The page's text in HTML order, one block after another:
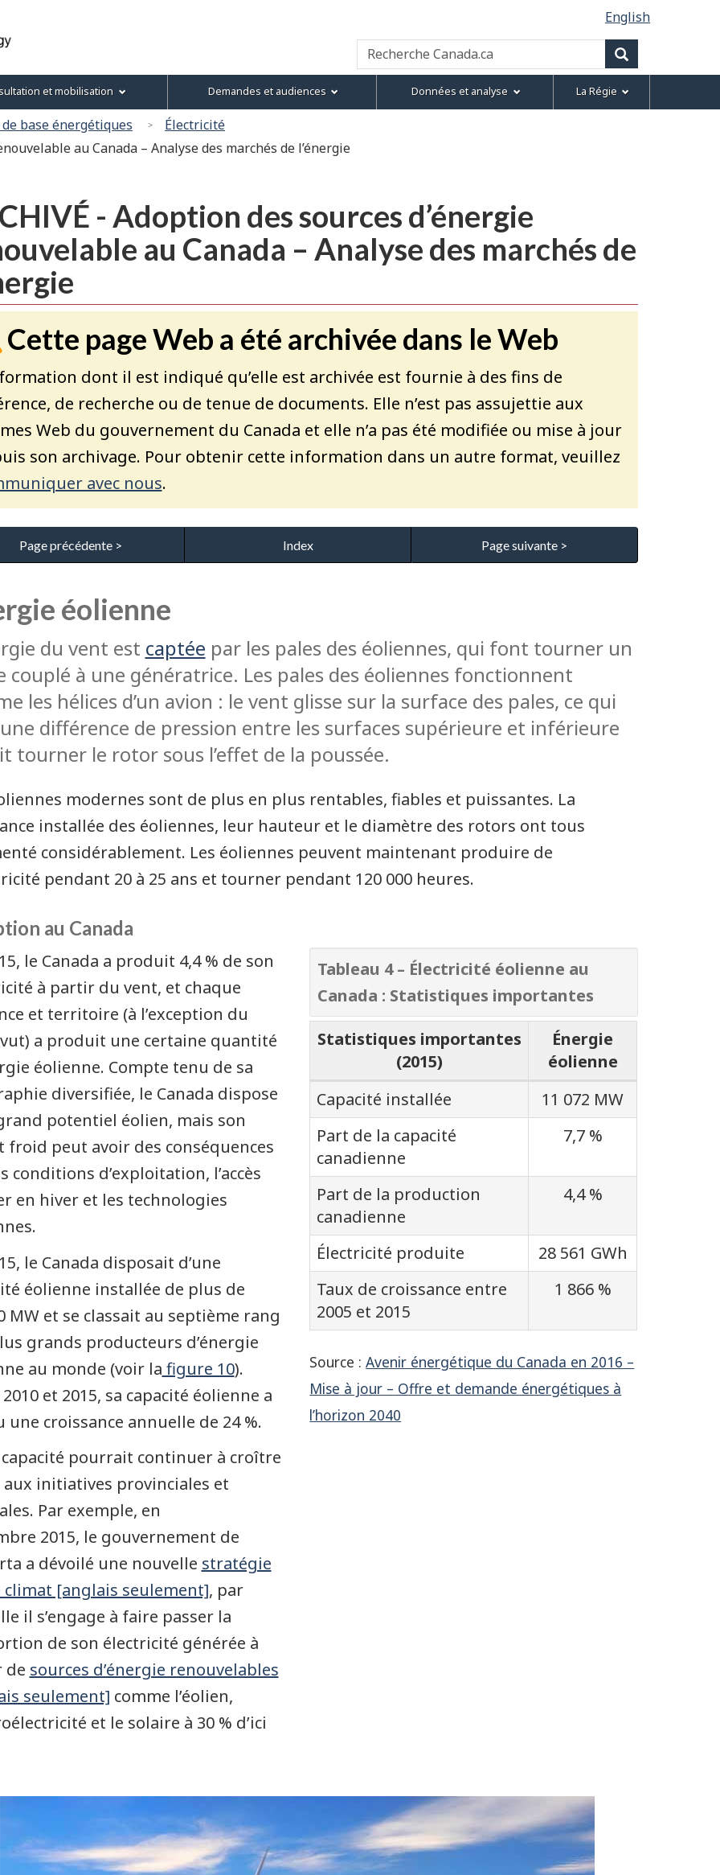
principal
propos
ce
site »
de
section
English
Recherche
Canada.ca
Recherche
et mobilisation Demandes et audiences Données et analyse La Régie
base énergétiques
Électricité
au Canada – Analyse des marchés de l’énergie
- Adoption des sources d’énergie
au Canada – Analyse des marchés de
Cette page Web a été archivée dans le Web
dont il est indiqué qu’elle est archivée est fournie à des fins de
de recherche ou de tenue de documents. Elle n’est pas assujettie aux
Web du gouvernement du Canada et elle n’a pas été modifiée ou mise à jour
son archivage. Pour obtenir cette information dans un autre format, veuillez
avec nous.
Page précédente > Index Page suivante >
éolienne
du vent est captée par les pales des éoliennes, qui font tourner un
couplé à une génératrice. Les pales des éoliennes fonctionnent
les hélices d’un avion : le vent glisse sur la surface des pales, ce qui
différence de pression entre les surfaces supérieure et inférieure
tourner le rotor sous l’effet de la poussée.
modernes sont de plus en plus rentables, fiables et puissantes. La
installée des éoliennes, leur hauteur et le diamètre des rotors ont tous
considérablement. Les éoliennes peuvent maintenant produire de
pendant 20 à 25 ans et tourner pendant 120 000 heures.
au Canada
le Canada a produit 4,4 % de son
à partir du vent, et chaque
et territoire (à l’exception du
a produit une certaine quantité
éolienne. Compte tenu de sa
diversifiée, le Canada dispose
potentiel éolien, mais son
froid peut avoir des conséquences
conditions d’exploitation, l’accès
en hiver et les technologies
le Canada disposait d’une
éolienne installée de plus de
MW et se classait au septième rang
grands producteurs d’énergie
au monde (voir la figure 10).
et 2015, sa capacité éolienne a
une croissance annuelle de 24 %.
capacité pourrait continuer à croître
aux initiatives provinciales et
Par exemple, en
2015, le gouvernement de
a dévoilé une nouvelle stratégie
climat [anglais seulement], par
il s’engage à faire passer la
de son électricité générée à
de sources d’énergie renouvelables
seulement] comme l’éolien,
et le solaire à 30 % d’ici
Tableau 4 – Électricité éolienne au
Canada : Statistiques importantes
Tableau 4
–
Électricité
éolienne
au
Canada :
Statistiques
importantes
Statistiques importantes
(2015)
Énergie
éolienne
Capacité installée
11 072 MW
Part de la capacité
canadienne
7,7 %
Part de la production
canadienne
4,4 %
Électricité produite
28 561 GWh
Taux de croissance entre
2005 et 2015
1 866 %
Source :Avenir énergétique du Canada en 2016 –
Mise à jour – Offre et demande énergétiques à
l’horizon 2040